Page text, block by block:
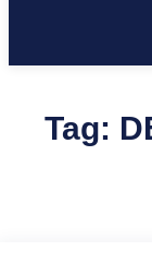
Tag: